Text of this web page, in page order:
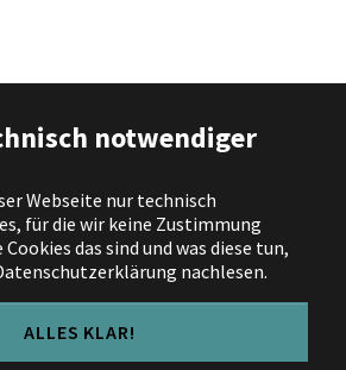
notwendiger
Webseite nur technisch
für die wir keine Zustimmung
das sind und was diese tun,
nachlesen.
ALLES KLAR!
|
Nutzungsbedingungen
Facebook
X Instagram
YouTube